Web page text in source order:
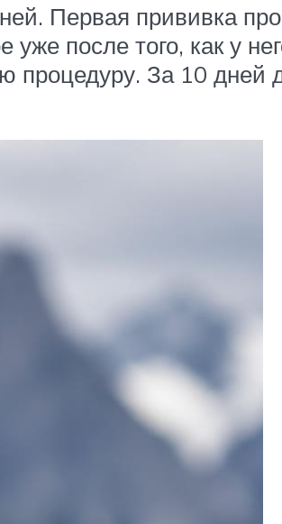
Первая прививка
после того, как у
процедуру. За 10 дней